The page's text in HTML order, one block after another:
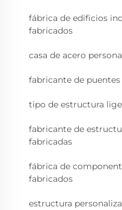
fábrica de edificios
fabricados
casa de acero
fabricante de
tipo de estructura
fabricante de
fabricadas
fábrica de
fabricados
estructura